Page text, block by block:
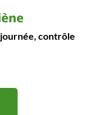
contrôle